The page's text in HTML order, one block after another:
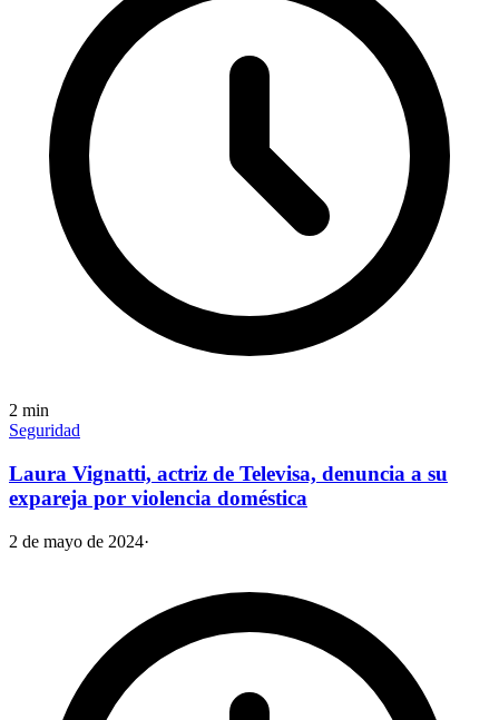
2 min
Seguridad
Laura Vignatti, actriz de Televisa, denuncia a su
expareja por violencia doméstica
2 de mayo de 2024·